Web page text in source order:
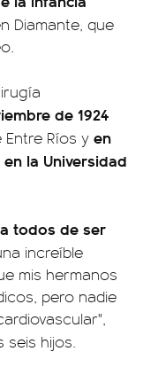
Diamante, que
de 1924
Ríos y en
la Universidad
todos de ser
increíble
mis hermanos
pero nadie
seis hijos.